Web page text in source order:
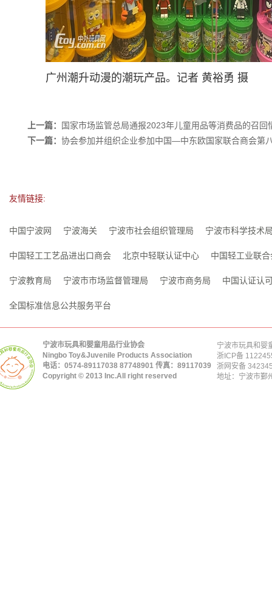
广州潮升动漫的潮玩产品。记者 黄裕勇 摄
上一篇：
国家市场监管总局通报2023年儿童用品等消费品的召回
下一篇： 协会参加并组织企业参加中国—中东欧国家联合商会第
友情链接:
中国宁波网 宁波海关 宁波市社会组织管理局 宁波市科学技术
中国轻工工艺品进出口商会 北京中轻联认证中心 中国轻工业联合
宁波教育局 宁波市市场监督管理局 宁波市商务局 中国认证认
全国标准信息公共服务平台
宁波市玩具和婴童用品行业协会
Ningbo Toy&Juvenile Products Association
电话：0574-89117038 87748901 传真：89117039
Copyright © 2013 Inc.All right reserved
宁波市玩具和婴
浙ICP备
浙网安备
地址：宁波市鄞